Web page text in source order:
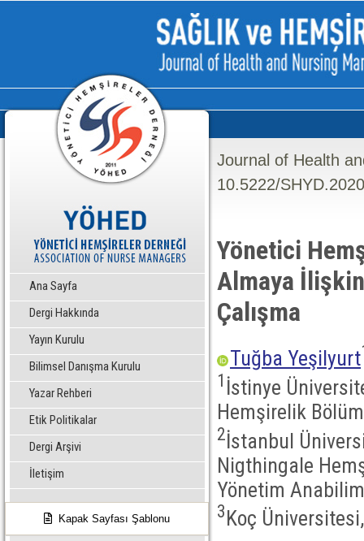
Ana Sayfa
Dergi Hakkında
Yayın Kurulu
Bilimsel Danışma Kurulu
Yazar Rehberi
Etik Politikalar
Dergi Arşivi
İletişim
Kapak Sayfası Şablonu
Journal of Health
10.5222/
Yönetici
Almaya
Çalışma
Tuğba Yeşilyurt
1 İstinye
Hemşirelik
2İstanbul
Nigthingale
Yönetim
3Koç